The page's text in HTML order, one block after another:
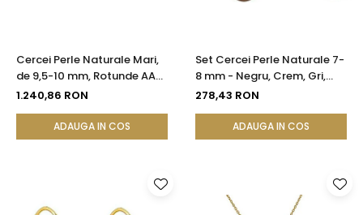
Cercei Perle Naturale Mari,
de 9,5-10 mm, Rotunde AAA,
Aur 14K (aur 585) |
1.240,86 RON
ADAUGA IN COS
Set Cercei Perle Naturale 7-
8 mm - Negru, Crem, Gri,
Lavandă - Argint 925 |
278,43 RON
ADAUGA IN COS